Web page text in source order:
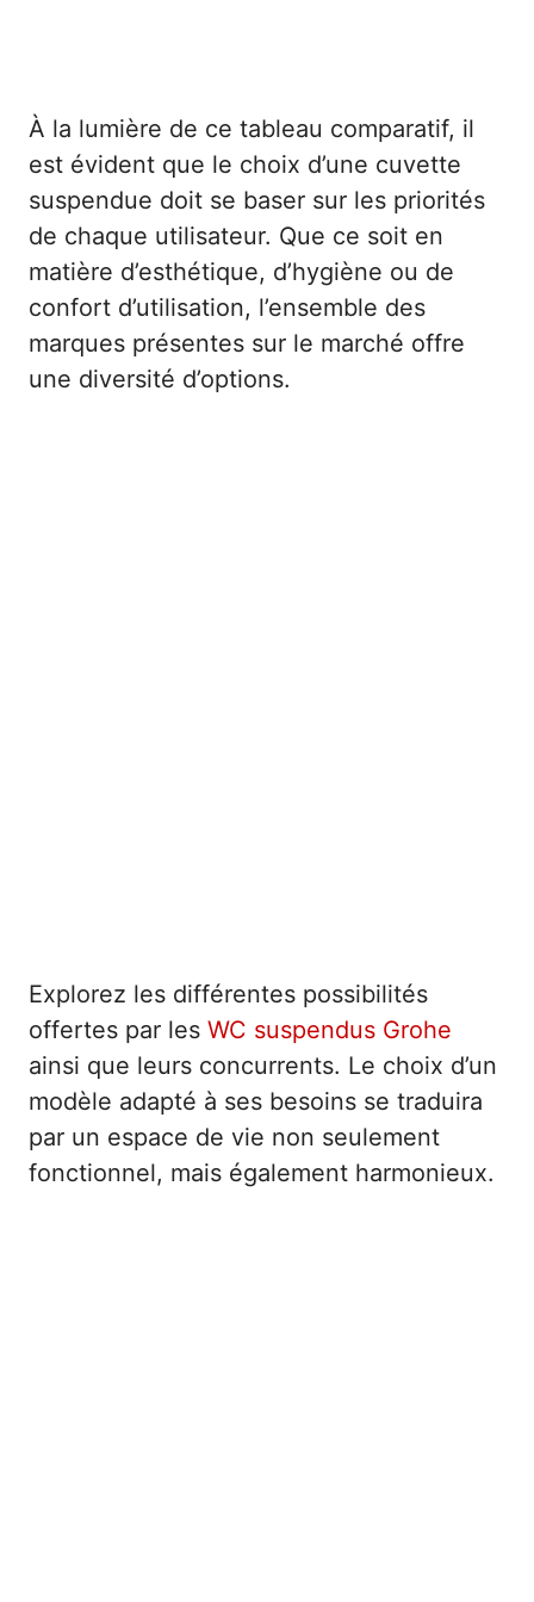
À la lumière de ce tableau comparatif, il
est évident que le choix d’une cuvette
suspendue doit se baser sur les priorités
de chaque utilisateur. Que ce soit en
matière d’esthétique, d’hygiène ou de
confort d’utilisation, l’ensemble des
marques présentes sur le marché offre
une diversité d’options.
Explorez les différentes possibilités
offertes par les WC suspendus Grohe
ainsi que leurs concurrents. Le choix d’un
modèle adapté à ses besoins se traduira
par un espace de vie non seulement
fonctionnel, mais également harmonieux.